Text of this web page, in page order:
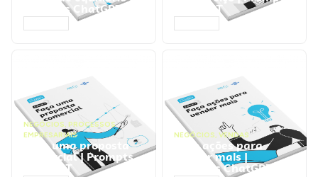
Prompts ChatGPT ChatGPT
NEGÓCIOS, PROCESSOS
EMPRESARIAIS
Faça uma proposta
comercial | Prompts
ChatGPT
NEGÓCIOS, VENDAS
Faça ações para
vender mais |
Prompts ChatGPT